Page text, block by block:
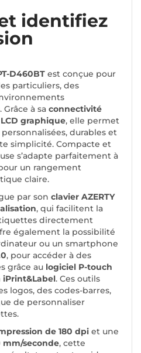
identifiez
D460BT est conçue pour
particuliers, des
à sa connectivité
graphique, elle permet
durables et
simplicité. Compacte et
s’adapte parfaitement à
un rangement
claire.
par son clavier AZERTY
, qui facilitent la
directement
également la possibilité
ou un smartphone
, pour accéder à des
grâce au logiciel P-touch
. Ces outils
logos, des codes-barres,
de personnaliser
de 180 dpi et une
mm/seconde, cette